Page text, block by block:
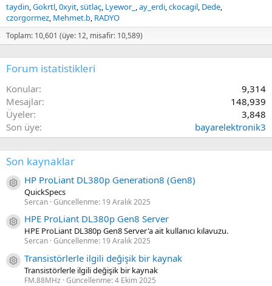
taydin Gokrtl 0xyit sütlaç Lyewor_ ay_erdi ckocagil Dede
czorgormez Mehmet.b RADYO
Toplam: 10,601 (üye: 12, misafir: 10,589)
Forum istatistikleri
Konular
9,314
Mesajlar
148,939
Üyeler
3,848
Son üye
bayarelektronik3
Son kaynaklar
Kaynak ikon/amblem
HP ProLiant DL380p Generation8 (Gen8)
QuickSpecs
Sercan Güncellenme: 19 Aralık 2025
Kaynak ikon/amblem
HPE ProLiant DL380p Gen8 Server
HPE ProLiant DL380p Gen8 Server'a ait kullanıcı kılavuzu.
Sercan Güncellenme: 19 Aralık 2025
Kaynak ikon/amblem
Transistörlerle ilgili değişik bir kaynak
Transistörlerle ilgili değişik bir kaynak
FM.88MHz Güncellenme:4 Ekim 2025